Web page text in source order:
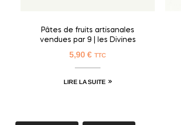
Pâtes de fruits artisanales
vendues par 9 | les Divines
5,90€ TTC
LIRE LA SUITE